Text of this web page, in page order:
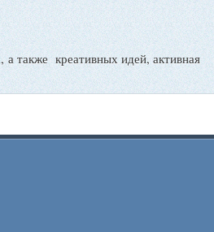
креативных идей, активная